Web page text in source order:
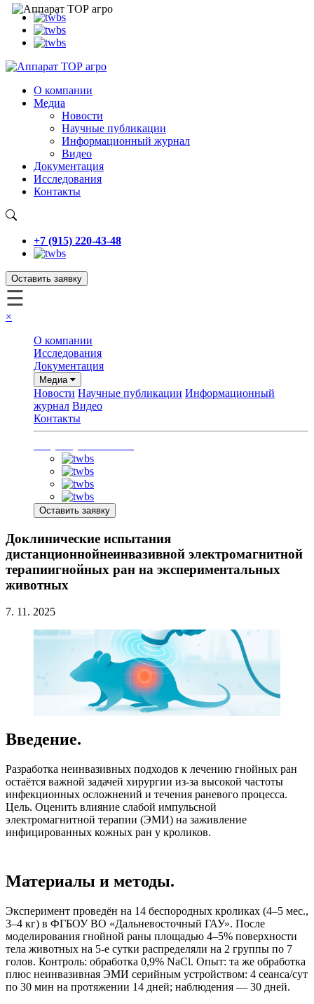
О компании
Медиа
Новости
Научные публикации
Информационный журнал
Видео
Документация
Исследования
Контакты
+7 (915) 220-43-48
Оставить заявку
☰
×
О компании
Исследования
Документация
Медиа
Новости Научные публикации Информационный
журнал Видео
Контакты
Оставить заявку
Доклинические испытания
дистанционнойнеинвазивной электромагнитной
терапиигнойных ран на экспериментальных
животных
7. 11. 2025
Введение.
Разработка неинвазивных подходов к лечению гнойных ран
остаётся важной задачей хирургии из-за высокой частоты
инфекционных осложнений и течения раневого процесса.
Цель. Оценить влияние слабой импульсной
электромагнитной терапии (ЭМИ) на заживление
инфицированных кожных ран у кроликов.
Материалы и методы.
Эксперимент проведён на 14 беспородных кроликах (4–5 мес.,
3–4 кг) в ФГБОУ ВО «Дальневосточный ГАУ». После
моделирования гнойной раны площадью 4–5% поверхности
тела животных на 5-е сутки распределяли на 2 группы по 7
голов. Контроль: обработка 0,9% NaCl. Опыт: та же обработка
плюс неинвазивная ЭМИ серийным устройством: 4 сеанса/сут
по 30 мин на протяжении 14 дней; наблюдения — 30 дней.